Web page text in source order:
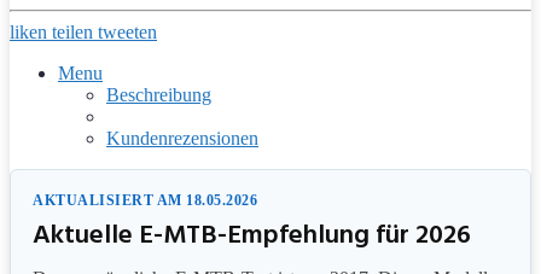
liken teilen tweeten
Menu
Beschreibung
Kundenrezensionen
AKTUALISIERT AM 18.05.2026
Aktuelle E-MTB-Empfehlung für 2026